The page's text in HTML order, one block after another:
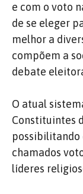
e com o voto
de se eleger
melhor a
compõem a
debate
O atual
Constituintes
possibilitando
chamados
líderes